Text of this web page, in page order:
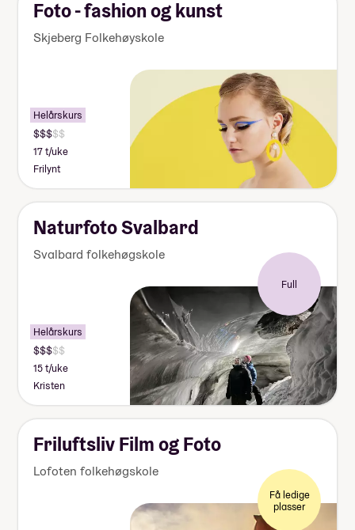
Foto - fashion og kunst
Skjeberg Folkehøyskole
Helårskurs
17 t/uke
Frilynt
Naturfoto Svalbard
Svalbard folkehøgskole
Full
Helårskurs
15 t/uke
Kristen
Friluftsliv Film og Foto
Lofoten folkehøgskole
Få ledige
plasser